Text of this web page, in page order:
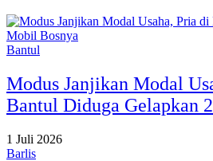
Bantul
Modus Janjikan Modal
Bantul Diduga Gelapkan
1 Juli 2026
Barlis